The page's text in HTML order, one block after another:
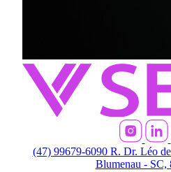
(47) 99679-6090 R. Dr. Léo
Blumenau - SC,